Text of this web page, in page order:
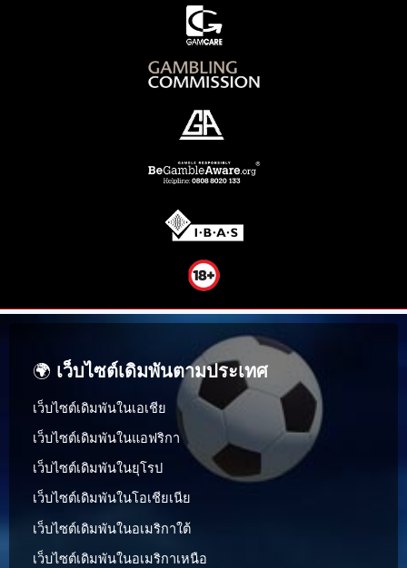
🌍 เว็บไซต์เดิมพันตามประเทศ
เว็บไซต์เดิมพันในเอเชีย
เว็บไซต์เดิมพันในแอฟริกา
เว็บไซต์เดิมพันในยุโรป
เว็บไซต์เดิมพันในโอเชียเนีย
เว็บไซต์เดิมพันในอเมริกาใต้
เว็บไซต์เดิมพันในอเมริกาเหนือ